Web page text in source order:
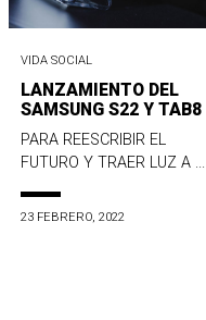
VIDA SOCIAL
LANZAMIENTO DEL
SAMSUNG S22 Y TAB8
PARA REESCRIBIR EL
FUTURO Y TRAER LUZ A ...
23 FEBRERO, 2022